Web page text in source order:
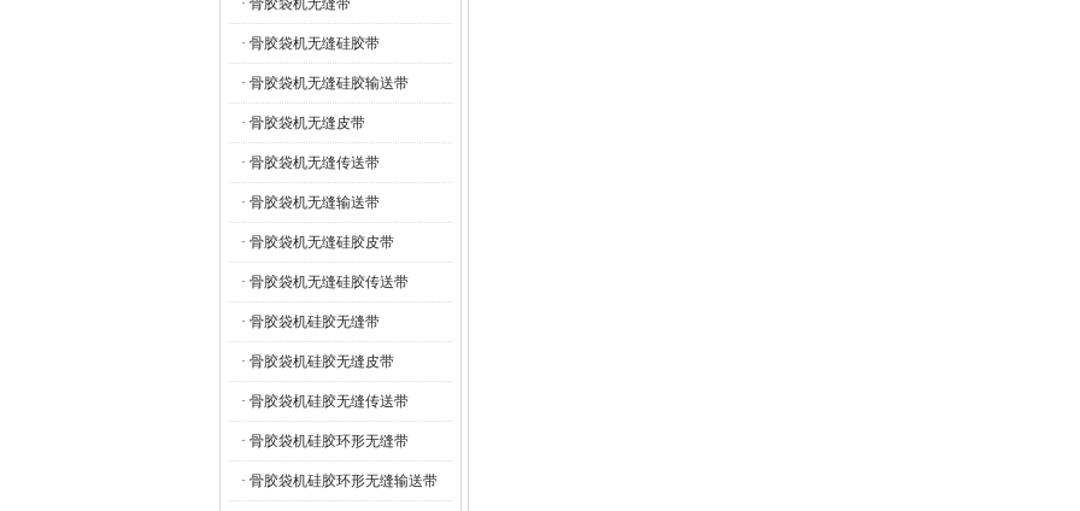
· 骨胶袋机无缝带
· 骨胶袋机无缝硅胶带
· 骨胶袋机无缝硅胶输送带
· 骨胶袋机无缝皮带
· 骨胶袋机无缝传送带
· 骨胶袋机无缝输送带
· 骨胶袋机无缝硅胶皮带
· 骨胶袋机无缝硅胶传送带
· 骨胶袋机硅胶无缝带
· 骨胶袋机硅胶无缝皮带
· 骨胶袋机硅胶无缝传送带
· 骨胶袋机硅胶环形无缝带
· 骨胶袋机硅胶环形无缝输送带